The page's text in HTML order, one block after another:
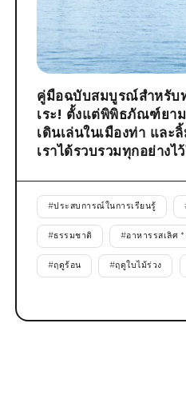
คู่มือฉบับสมบูรณ์สำหรับ
เระ! ตั้งแต่พิพิธภัณฑ์ยา
เดินเล่นในเมืองท่า และ
เราได้รวบรวมทุกอย่าง
#ประสบการณ์ในการเรียนรู้
#ธรรมชาติ #อาหารรสเลิศ *
#ฤดูร้อน #ฤดูใบไม้ร่วง